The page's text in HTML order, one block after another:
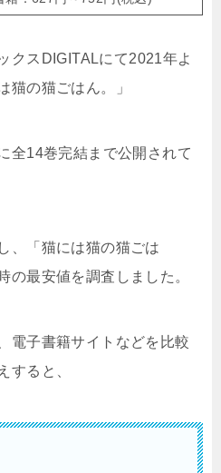
クスDIGITALにて2021年よ
猫の猫ごはん。」
全14巻完結まで公開されて
、「猫には猫の猫ごは
の最安値を調査しました。
電子書籍サイトなどを比較
すると、